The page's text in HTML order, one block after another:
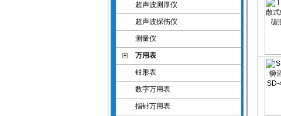
超声波测厚仪
超声波探伤仪
测量仪
万用表
钳形表
数字万用表
指针万用表